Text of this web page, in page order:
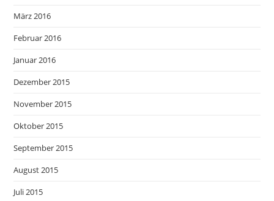
März 2016
Februar 2016
Januar 2016
Dezember 2015
November 2015
Oktober 2015
September 2015
August 2015
Juli 2015